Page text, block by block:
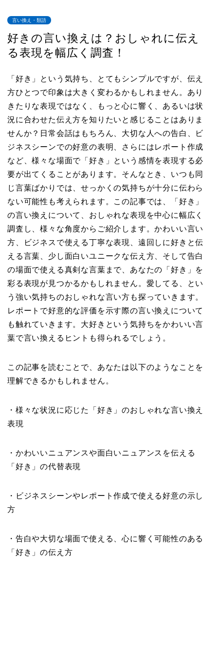
言い換え・類語
好きの言い換えは？おしゃれに伝え
る表現を幅広く調査！
「好き」という気持ち、とてもシンプルですが、伝え
方ひとつで印象は大きく変わるかもしれません。あり
きたりな表現ではなく、もっと心に響く、あるいは状
況に合わせた伝え方を知りたいと感じることはありま
せんか？日常会話はもちろん、大切な人への告白、ビ
ジネスシーンでの好意の表明、さらにはレポート作成
など、様々な場面で「好き」という感情を表現する必
要が出てくることがあります。そんなとき、いつも同
じ言葉ばかりでは、せっかくの気持ちが十分に伝わら
ない可能性も考えられます。この記事では、「好き」
の言い換えについて、おしゃれな表現を中心に幅広く
調査し、様々な角度からご紹介します。かわいい言い
方、ビジネスで使える丁寧な表現、遠回しに好きと伝
える言葉、少し面白いユニークな伝え方、そして告白
の場面で使える真剣な言葉まで、あなたの「好き」を
彩る表現が見つかるかもしれません。愛してる、とい
う強い気持ちのおしゃれな言い方も探っていきます。
レポートで好意的な評価を示す際の言い換えについて
も触れていきます。大好きという気持ちをかわいい言
葉で言い換えるヒントも得られるでしょう。
この記事を読むことで、あなたは以下のようなことを
理解できるかもしれません。
・様々な状況に応じた「好き」のおしゃれな言い換え
表現
・かわいいニュアンスや面白いニュアンスを伝える
「好き」の代替表現
・ビジネスシーンやレポート作成で使える好意の示し
方
・告白や大切な場面で使える、心に響く可能性のある
「好き」の伝え方